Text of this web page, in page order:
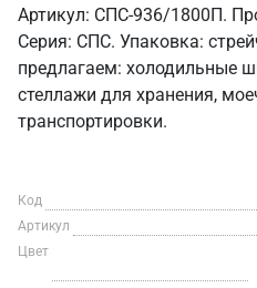
Артикул: СПС-936/1800П.
Серия: СПС. Упаковка:
предлагаем: холодильные
стеллажи для хранения,
транспортировки.
Код
Артикул
Цвет